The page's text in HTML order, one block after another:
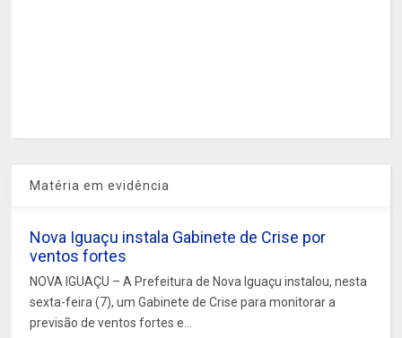
Matéria em evidência
Nova Iguaçu instala Gabinete de Crise por
ventos fortes
NOVA IGUAÇU – A Prefeitura de Nova Iguaçu instalou, nesta
sexta-feira (7), um Gabinete de Crise para monitorar a
previsão de ventos fortes e...